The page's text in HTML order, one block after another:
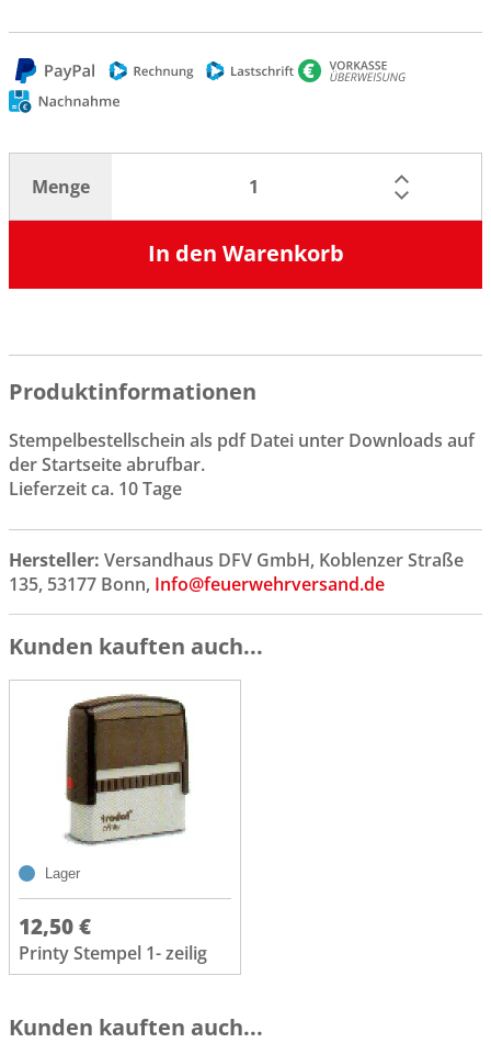
Menge
In den Warenkorb
Produktinformationen
Stempelbestellschein als pdf Datei unter Downloads auf
der Startseite abrufbar.
Lieferzeit ca. 10 Tage
Hersteller: Versandhaus DFV GmbH, Koblenzer Straße
135, 53177 Bonn, Info@feuerwehrversand.de
Kunden kauften auch...
Lager
12,50 €
Printy Stempel 1- zeilig
Kunden kauften auch...